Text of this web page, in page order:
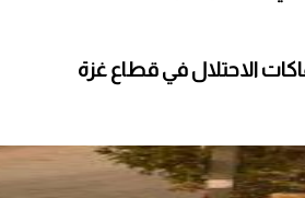
الاحتلال في قطاع غزة